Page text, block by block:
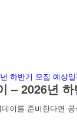
– 2026년
이를 준비한다면